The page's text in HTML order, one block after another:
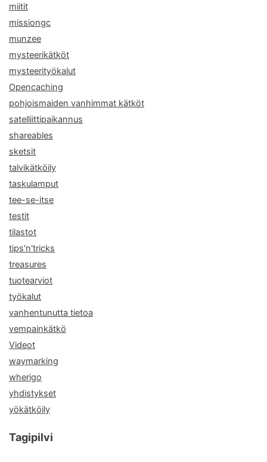
miitit
missiongc
munzee
mysteerikätköt
mysteerityökalut
Opencaching
pohjoismaiden vanhimmat kätköt
satelliittipaikannus
shareables
sketsit
talvikätköily
taskulamput
tee-se-itse
testit
tilastot
tips'n'tricks
treasures
tuotearviot
työkalut
vanhentunutta tietoa
vempainkätkö
Videot
waymarking
wherigo
yhdistykset
yökätköily
Tagipilvi